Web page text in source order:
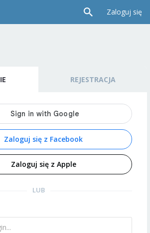
Zaloguj się
REJESTRACJA
Zaloguj się z Facebook
Zaloguj się z Apple
LUB